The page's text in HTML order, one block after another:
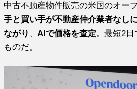
中古不動産物件販売の米国のオー
手と買い手が不動産仲介業者なし
ながり 、 AIで価格を査定。最短2日
ものだ。